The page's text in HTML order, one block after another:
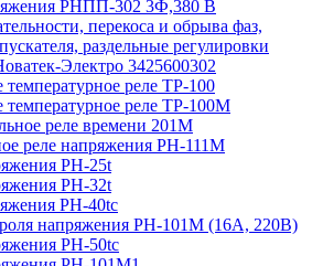
РНПП-302 3Ф,380 В
перекоса и обрыва фаз,
раздельные регулировки
Электро 3425600302
реле ТР-100
реле ТР-100М
реле времени 201М
реле напряжения РН-111М
РН-25t
РН-32t
РН-40tc
напряжения РН-101М (16А, 220В)
РН-50tc